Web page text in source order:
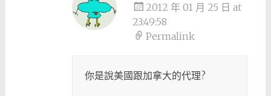
2012 年 01 月 25 日 at
23:49:58
Permalink
你是說美國跟加拿大的代理?